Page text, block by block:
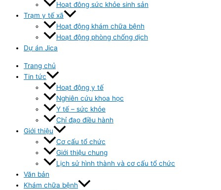
Hoạt đông sức khỏe sinh sản
Trạm y tế xã
Hoạt động khám chữa bệnh
Hoạt động phòng chống dịch
Dự án Jica
Trang chủ
Tin tức
Hoạt động y tế
Nghiên cứu khoa học
Y tế – sức khỏe
Chỉ đạo điều hành
Giới thiệu
Cơ cấu tổ chức
Giới thiệu chung
Lịch sử hình thành và cơ cấu tổ chức
Văn bản
Khám chữa bệnh